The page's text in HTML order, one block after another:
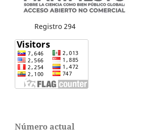
Registro 294
Número actual